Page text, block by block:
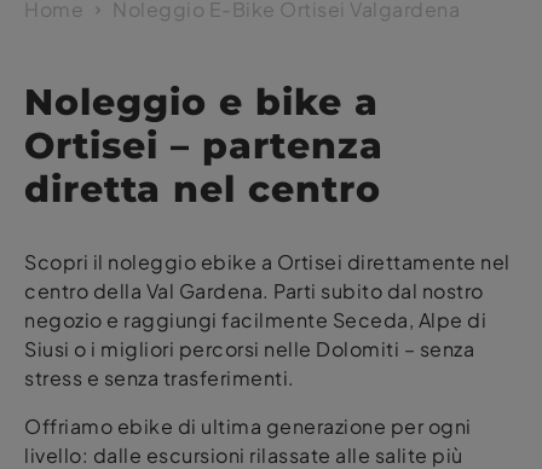
Home Noleggio E-Bike Ortisei Valgardena
Noleggio e bike a
Ortisei – partenza
diretta nel centro
Scopri il noleggio ebike a Ortisei direttamente nel
centro della Val Gardena. Parti subito dal nostro
negozio e raggiungi facilmente Seceda, Alpe di
Siusi o i migliori percorsi nelle Dolomiti – senza
stress e senza trasferimenti.
Offriamo ebike di ultima generazione per ogni
livello: dalle escursioni rilassate alle salite più